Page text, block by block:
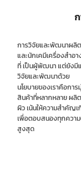
การวิจัยและพัฒนาผลิ
และนักเคมีเครื่องสำอ
ที่ เป็นผู้พัฒนา แต่ยังมี
วิจัยและพัฒนาด้วย
นโยบายของเราคือกา
สินค้าที่หลากหลาย ผลิ
ผิว เน้นให้ความสำคัญ
เพื่อตอบสนองทุกควา
สูงสุด